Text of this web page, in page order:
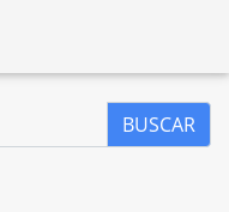
BUSCAR